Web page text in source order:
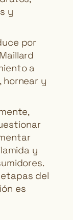
y
por
a
y
y
del
es